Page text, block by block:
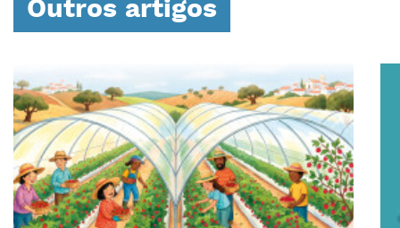
Outros artigos